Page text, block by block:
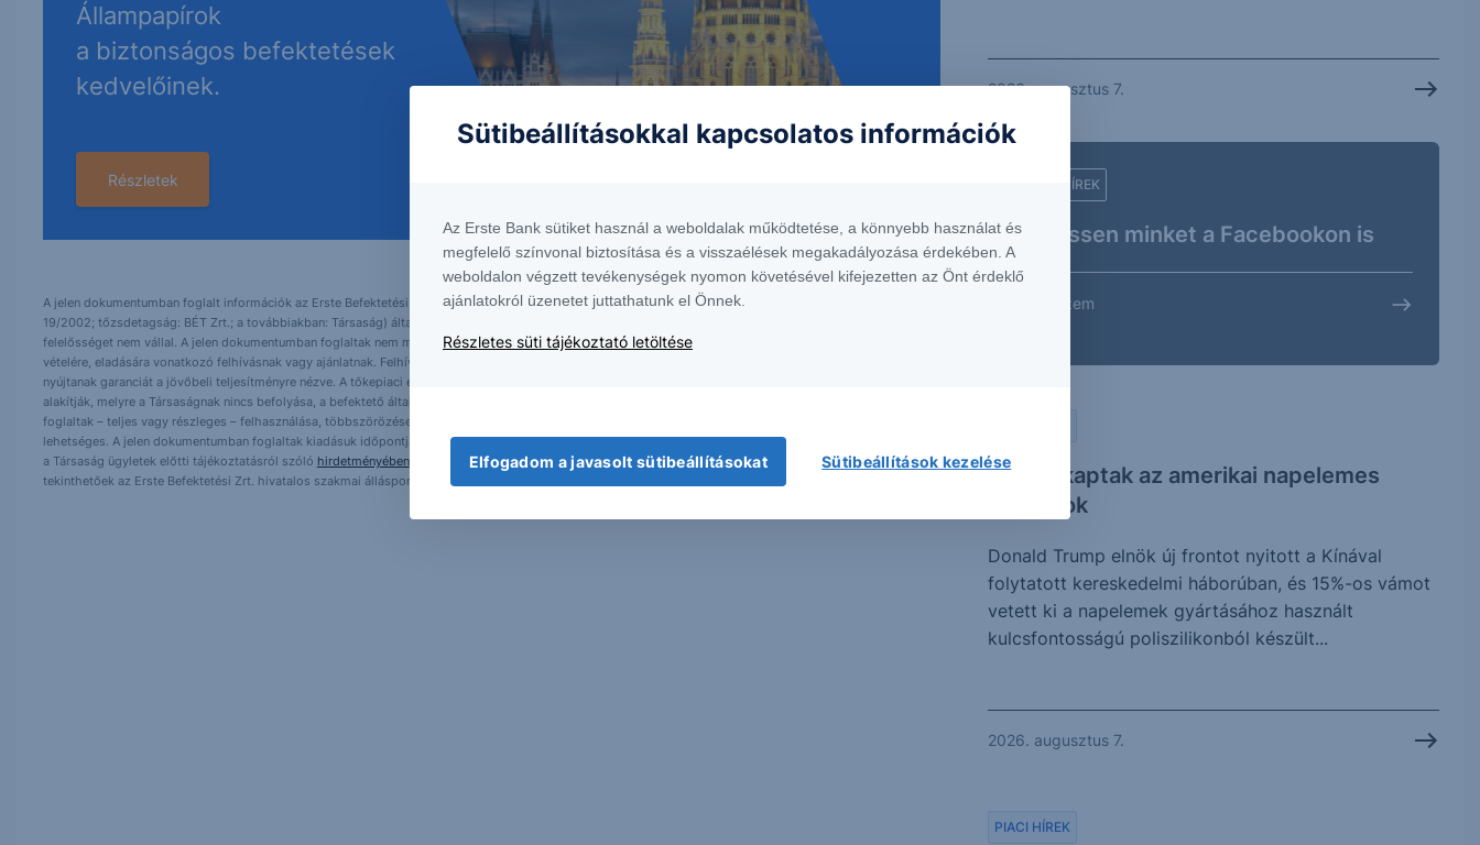
Állampapírok
a biztonságos befektetések
kedvelőinek.
Részletek
A jelen dokumentumban foglalt információk az Erste Befektetési Zrt. (székhely: 1138 Budapest, Népfürdő u. 24-26.; tev. eng. szám: E-III/324/2008 és III/75.005-
19/2002; tőzsdetagság: BÉT Zrt.; a továbbiakban: Társaság) által hitelesnek tartott forrásokon alapulnak, de azokért a Társaság szavatosságot vagy
felelősséget nem vállal. A jelen dokumentumban foglaltak nem minősíthetők befektetésre való ösztönzésnek, befektetési tanácsadásnak, értékpapír jegyzésére,
vételére, eladására vonatkozó felhívásnak vagy ajánlatnak. Felhívjuk szíves figyelmét arra, hogy a múltbeli teljesítmények, illetve jövőbeli becslések nem
nyújtanak garanciát a jövőbeli teljesítményre nézve. A tőkepiaci és makrogazdasági helyzetet, a befektetések és azok hozamai alakulását olyan tényezők
alakítják, melyre a Társaságnak nincs befolyása, a befektető által hozott döntés következményei a Társaságra nem háríthatók át. A jelen dokumentumban
foglaltak – teljes vagy részleges – felhasználása, többszörözése, publikálása, átdolgozása, terjesztése kizárólag a Társaság előzetes írásos engedélyével
lehetséges. A jelen dokumentumban foglaltak kiadásuk időpontjában érvényesek. További részletek:Erste Market Dokumentumok – Erste Market
a Társaság ügyletek előtti tájékoztatásról szóló hirdetményében. A jelen dokumentumban foglaltak kizárólag a szerző személyes véleményét tükrözik és nem
tekinthetőek az Erste Befektetési Zrt. hivatalos szakmai álláspontjának
2026. augusztus 7.
FRISS HÍREK
Kövessen minket a Facebookon is
Megnézem
Jó hírt kaptak az amerikai napelemes
vállalatok
Donald Trump elnök új frontot nyitott a Kínával
folytatott kereskedelmi háborúban, és 15%-os vámot
vetett ki a napelemek gyártásához használt
kulcsfontosságú poliszilikonból készült...
2026. augusztus 7.
PIACI HÍREK
Sütibeállításokkal kapcsolatos információk
Az Erste Bank sütiket használ a weboldalak működtetése, a könnyebb használat és
megfelelő színvonal biztosítása és a visszaélések megakadályozása érdekében. A
weboldalon végzett tevékenységek nyomon követésével kifejezetten az Önt érdeklő
ajánlatokról üzenetet juttathatunk el Önnek.
Részletes süti tájékoztató letöltése
Elfogadom a javasolt sütibeállításokat Sütibeállítások kezelése